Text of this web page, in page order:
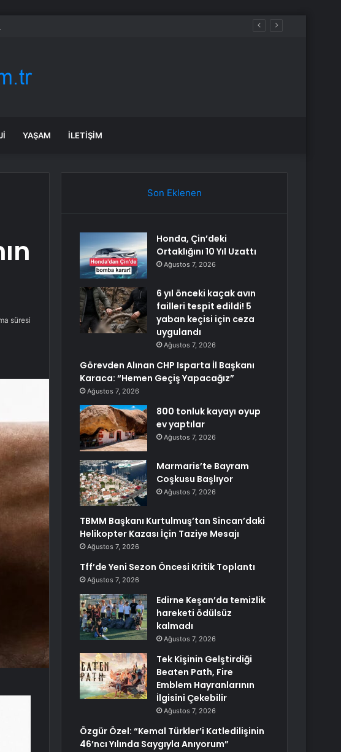
uygulandı
YAŞAM İLETIŞIM
süresi
Son Eklenen
Honda, Çin’deki
Ortaklığını 10 Yıl Uzattı
Ağustos 7, 2026
6 yıl önceki kaçak avın
failleri tespit edildi! 5
yaban keçisi için ceza
uygulandı
Ağustos 7, 2026
Görevden Alınan CHP Isparta İl Başkanı
Karaca: “Hemen Geçiş Yapacağız”
Ağustos 7, 2026
800 tonluk kayayı oyup
ev yaptılar
Ağustos 7, 2026
Marmaris’te Bayram
Coşkusu Başlıyor
Ağustos 7, 2026
TBMM Başkanı Kurtulmuş’tan Sincan’daki
Helikopter Kazası İçin Taziye Mesajı
Ağustos 7, 2026
Tff’de Yeni Sezon Öncesi Kritik Toplantı
Ağustos 7, 2026
Edirne Keşan’da temizlik
hareketi ödülsüz
kalmadı
Ağustos 7, 2026
Tek Kişinin Gelştirdiği
Beaten Path, Fire
Emblem Hayranlarının
İlgisini Çekebilir
Ağustos 7, 2026
Özgür Özel: “Kemal Türkler’i Katledilişinin
46’ncı Yılında Saygıyla Anıyorum”